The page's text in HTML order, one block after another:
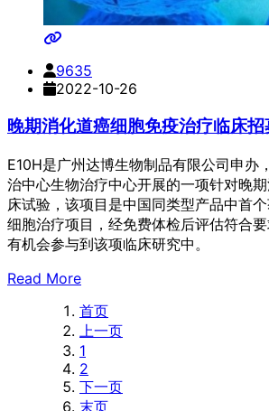
9635
2022-10-26
晚期消化道癌细胞免疫治疗临床招
E10H是广州达博生物制品有限公司申办
治中心生物治疗中心开展的一项针对晚
床试验，该项目是中国同类型产品中首
细胞治疗项目，经免费体检后评估符合
有机会参与到该项临床研究中。
Read More
首页
上一页
1
2
下一页
末页